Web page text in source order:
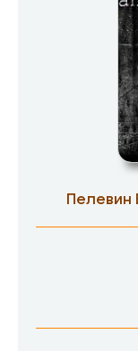
Пелевин